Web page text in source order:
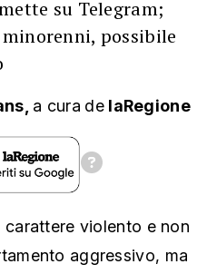
su Telegram;
possibile
a cura de laRegione
violento e non
aggressivo, ma